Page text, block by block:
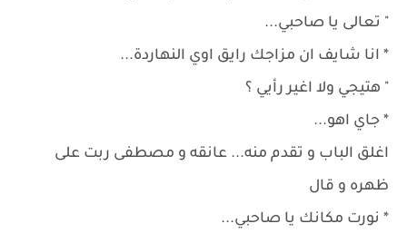
" تعالى يا صاحبي...
* انا شايف ان مزاجك رايق اوي النهاردة...
" هتيجي ولا اغير رأيي ؟
* جاي اهو...
اغلق الباب و تقدم منه... عانقه و مصطفى ربت على
ظهره و قال
* نورت مكانك يا صاحبي...